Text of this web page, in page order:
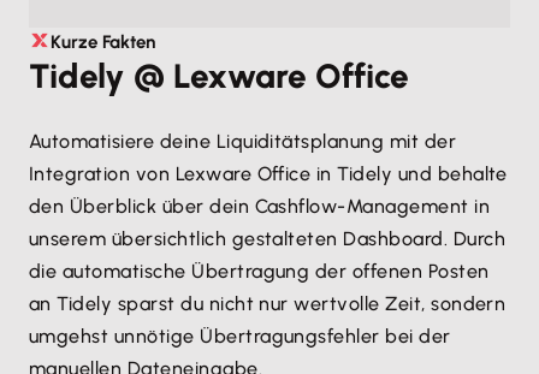
Kurze Fakten
Tidely @ Lexware Office
Automatisiere deine Liquiditätsplanung mit der
Integration von Lexware Office in Tidely und behalte
den Überblick über dein Cashflow-Management in
unserem übersichtlich gestalteten Dashboard. Durch
die automatische Übertragung der offenen Posten
an Tidely sparst du nicht nur wertvolle Zeit, sondern
umgehst unnötige Übertragungsfehler bei der
manuellen Dateneingabe.